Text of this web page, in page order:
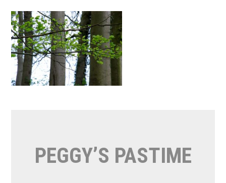
Naar
de
inhoud
springen
PEGGY’S PASTIME